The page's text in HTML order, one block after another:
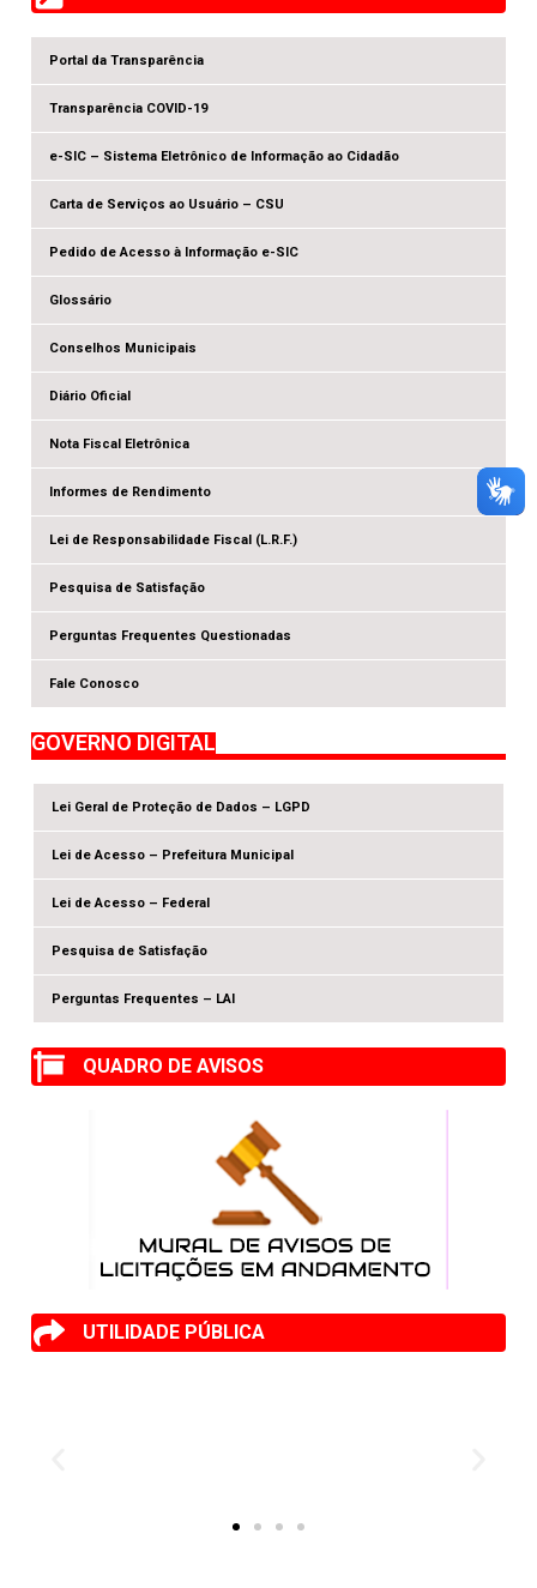
Portal da Transparência
Transparência COVID-19
e-SIC – Sistema Eletrônico de Informação ao Cidadão
Carta de Serviços ao Usuário – CSU
Pedido de Acesso à Informação e-SIC
Glossário
Conselhos Municipais
Diário Oficial
Nota Fiscal Eletrônica
Informes de Rendimento
Lei de Responsabilidade Fiscal (L.R.F.)
Pesquisa de Satisfação
Perguntas Frequentes Questionadas
Fale Conosco
GOVERNO DIGITAL
Lei Geral de Proteção de Dados – LGPD
Lei de Acesso – Prefeitura Municipal
Lei de Acesso – Federal
Pesquisa de Satisfação
Perguntas Frequentes – LAI
QUADRO DE AVISOS
UTILIDADE PÚBLICA